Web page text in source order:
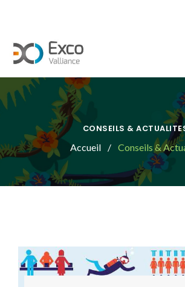
CONSEILS &
Accueil Conseils &